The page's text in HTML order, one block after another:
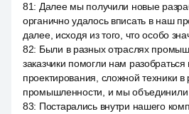
81: Далее мы получили новые
органично удалось вписать в наш
далее, исходя из того, что особо
82: Были в разных отраслях
заказчики помогли нам
проектирования, сложной техники в
промышленности, и мы объединили
83: Постарались внутри нашего